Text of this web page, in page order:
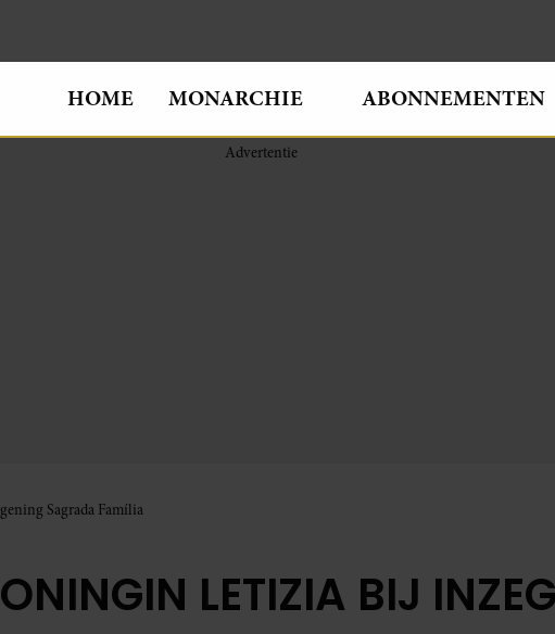
HOME MONARCHIE ABONNEMENTEN
Sagrada Família
LETIZIA BIJ